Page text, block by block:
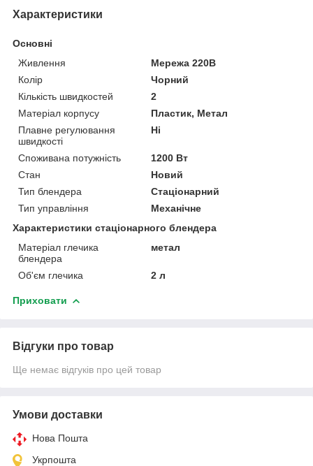
Характеристики
Основні
Живлення
Мережа 220В
Колір
Чорний
Кількість швидкостей
2
Матеріал корпусу
Пластик, Метал
Плавне регулювання
швидкості
Ні
Споживана потужність
1200 Вт
Стан
Новий
Тип блендера
Стаціонарний
Тип управління
Механічне
Характеристики стаціонарного блендера
Матеріал глечика
блендера
метал
Об'єм глечика 2 л
Приховати
Відгуки про товар
Ще немає відгуків про цей товар
Умови доставки
Нова Пошта
Укрпошта